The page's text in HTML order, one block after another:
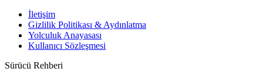
İletişim
Gizlilik Politikası & Aydınlatma
Yolculuk Anayasası
Kullanıcı Sözleşmesi
Sürücü Rehberi